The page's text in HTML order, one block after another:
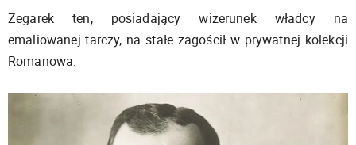
Zegarek ten, posiadający wizerunek władcy na
emaliowanej tarczy, na stałe zagościł w prywatnej kolekcji
Romanowa.